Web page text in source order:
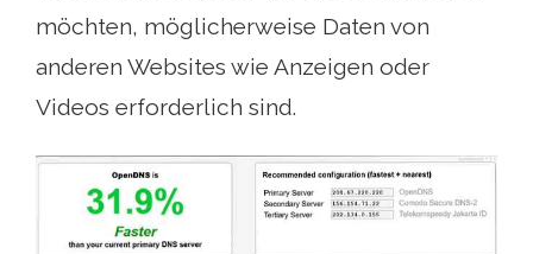
möchten, möglicherweise Daten von
anderen Websites wie Anzeigen oder
Videos erforderlich sind.